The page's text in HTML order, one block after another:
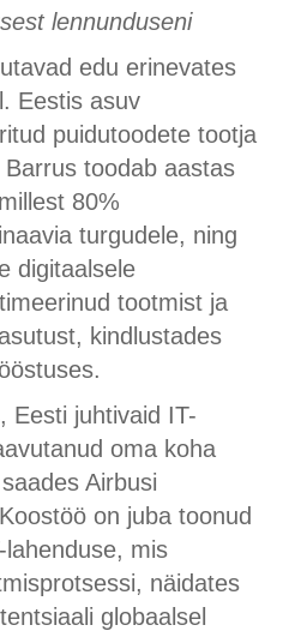
lennunduseni
edu erinevates
Eestis asuv
puidutoodete tootja
toodab aastas
80%
turgudele, ning
digitaalsele
tootmist ja
kindlustades
Eesti juhtivaid IT-
oma koha
Airbusi
on juba toonud
lahenduse, mis
näidates
globaalsel